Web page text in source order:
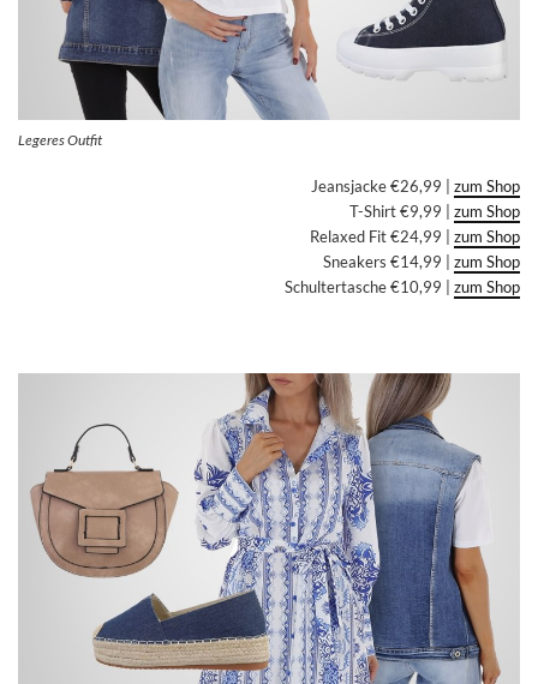
Legeres Outfit
Jeansjacke €26,99 | zum Shop
T-Shirt €9,99 | zum Shop
Relaxed Fit €24,99 | zum Shop
Sneakers €14,99 | zum Shop
Schultertasche €10,99 | zum Shop